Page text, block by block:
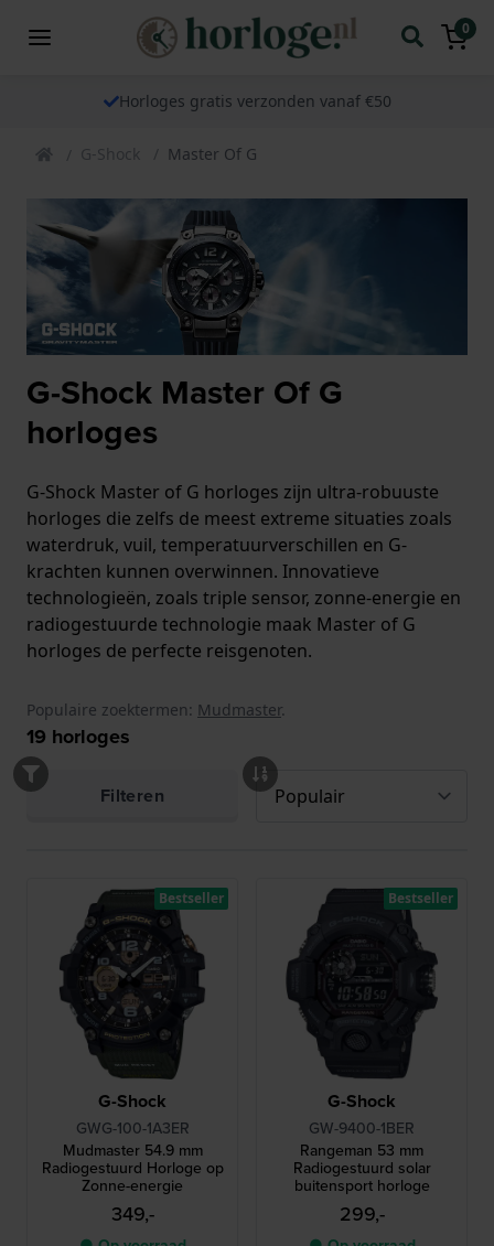
0
Horloges gratis verzonden vanaf €50
G-Shock Master Of G
G-Shock Master Of G
horloges
G-Shock Master of G horloges zijn ultra-robuuste
horloges die zelfs de meest extreme situaties zoals
waterdruk, vuil, temperatuurverschillen en G-
krachten kunnen overwinnen. Innovatieve
technologieën, zoals triple sensor, zonne-energie en
radiogestuurde technologie maak Master of G
horloges de perfecte reisgenoten.
Populaire zoektermen: Mudmaster.
19 horloges
Filteren
G-Shock
GWG-100-1A3ER
Mudmaster 54.9 mm
Radiogestuurd Horloge op
Zonne-energie
349,-
Bestseller
G-Shock
GW-9400-1BER
Rangeman 53 mm
Radiogestuurd solar
buitensport horloge
299,-
Bestseller